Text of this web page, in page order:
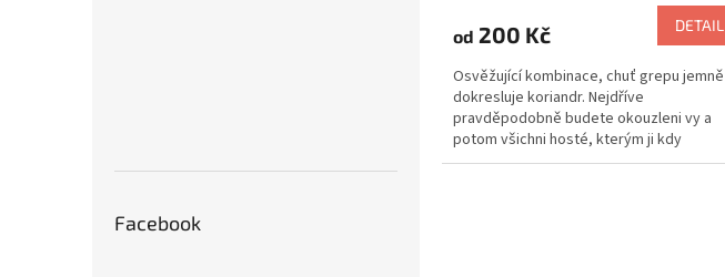
Facebook
od 200 Kč DETAIL
Osvěžující kombinace, chuť grepu jemně
dokresluje koriandr. Nejdříve
pravděpodobně budete okouzleni vy a
potom všichni hosté, kterým ji kdy
nabídnete.